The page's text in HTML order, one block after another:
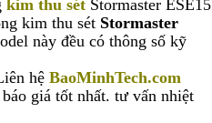
kim thu sét Stormaster ESE15
kim thu sét Stormaster
này đều có thông số kỹ
hệ BaoMinhTech.com
giá tốt nhất. tư vấn nhiệt